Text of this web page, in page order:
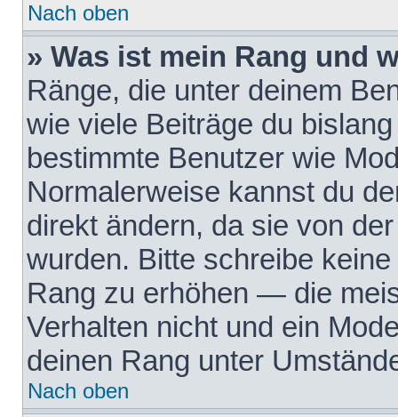
Nach oben
» Was ist mein Rang und
Ränge, die unter deinem
wie viele Beiträge du
bestimmte Benutzer wie
Normalerweise kannst du
direkt ändern, da sie von
wurden. Bitte schreibe
Rang zu erhöhen — die
Verhalten nicht und ein
deinen Rang unter
Nach oben